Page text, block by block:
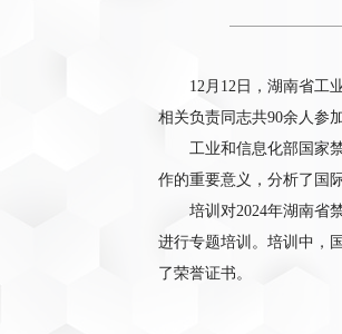
12月12日，湖南省工
相关负责同志共90余人参
工业和信息化部国家
作的重要意义，分析了国
培训对2024年湖南省
进行专题培训。培训中，
了荣誉证书。